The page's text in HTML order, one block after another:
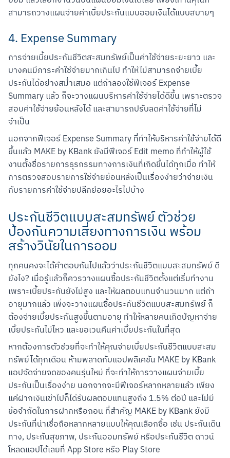
สามารถวางแผนจ่ายค่าเบี้ยประกันแบบออมเงินได้แบบสบายๆ
4. Expense Summary
การจ่ายเบี้ยประกันชีวิตสะสมทรัพย์เป็นค่าใช้จ่ายระยะยาว และ
บางคนมีภาระค่าใช้จ่ายมากเกินไป ทำให้ไม่สามารถจ่ายเบี้ย
ประกันได้อย่างสม่ำเสมอ แต่ถ้าลองใช้ฟีเจอร์ Expense
Summary แล้ว ก็จะวางแผนบริหารค่าใช้จ่ายได้ดีขึ้น เพราะตรวจ
สอบค่าใช้จ่ายย้อนหลังได้ และสามารถปรับลดค่าใช้จ่ายที่ไม่
จำเป็น
นอกจากฟีเจอร์ Expense Summary ที่ทำให้บริหารค่าใช้จ่ายได้ดี
ขึ้นแล้ว MAKE by KBank ยังมีฟีเจอร์ Edit memo ที่ทำให้ผู้ใช้
งานตั้งชื่อรายการธุรกรรมทางการเงินที่เกิดขึ้นได้ทุกเมื่อ ทำให้
การตรวจสอบรายการใช้จ่ายย้อนหลังเป็นเรื่องง่ายว่าจ่ายเงิน
กับรายการค่าใช้จ่ายปลีกย่อยอะไรไปบ้าง
ประกันชีวิตแบบสะสมทรัพย์ ตัวช่วย
ป้องกันความเสี่ยงทางการเงิน พร้อม
สร้างวินัยในการออม
ทุกคนคงจะได้คำตอบกันไปแล้วว่าประกันชีวิตแบบสะสมทรัพย์ ดี
ยังไง? เมื่อรู้แล้วก็ควรวางแผนซื้อประกันชีวิตตั้งแต่เริ่มทำงาน
เพราะเบี้ยประกันยังไม่สูง และให้ผลตอบแทนจำนวนมาก แต่ถ้า
อายุมากแล้ว เพิ่งจะวางแผนซื้อประกันชีวิตแบบสะสมทรัพย์ ก็
ต้องจ่ายเบี้ยประกันสูงขึ้นตามอายุ ทำให้หลายคนเกิดปัญหาจ่าย
เบี้ยประกันไม่ไหว และขอเวนคืนค่าเบี้ยประกันในที่สุด
หากต้องการตัวช่วยที่จะทำให้คุณจ่ายเบี้ยประกันชีวิตแบบสะสม
ทรัพย์ได้ทุกเดือน ห้ามพลาดกับแอปพลิเคชัน MAKE by KBank
แอปจัดจ่ายจดของคนรุ่นใหม่ ที่จะทำให้การวางแผนจ่ายเบี้ย
ประกันเป็นเรื่องง่าย นอกจากจะมีฟีเจอร์หลากหลายแล้ว เพียง
แค่ฝากเงินเข้าไปก็ได้รับผลตอบแทนสูงถึง 1.5% ต่อปี และไม่มี
ข้อจำกัดในการฝากหรือถอน ที่สำคัญ MAKE by KBank ยังมี
ประกันที่น่าเชื่อถือหลากหลายแบบให้คุณเลือกซื้อ เช่น ประกันเดิน
ทาง, ประกันสุขภาพ, ประกันออมทรัพย์ หรือประกันชีวิต ดาวน์
โหลดแอปได้เลยที่ App Store หรือ Play Store